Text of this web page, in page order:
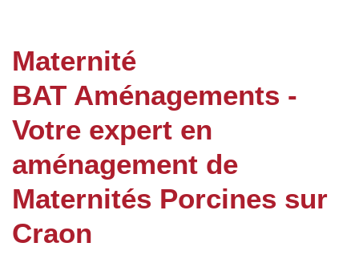
Maternité
BAT Aménagements -
Votre expert en
aménagement de
Maternités Porcines sur
Craon